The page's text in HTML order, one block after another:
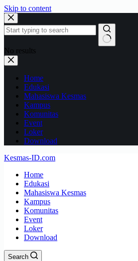
Skip to content
No results
Home
Edukasi
Mahasiswa Kesmas
Kampus
Komunitas
Event
Loker
Download
Kesmas-ID.com
Home
Edukasi
Mahasiswa Kesmas
Kampus
Komunitas
Event
Loker
Download
Search